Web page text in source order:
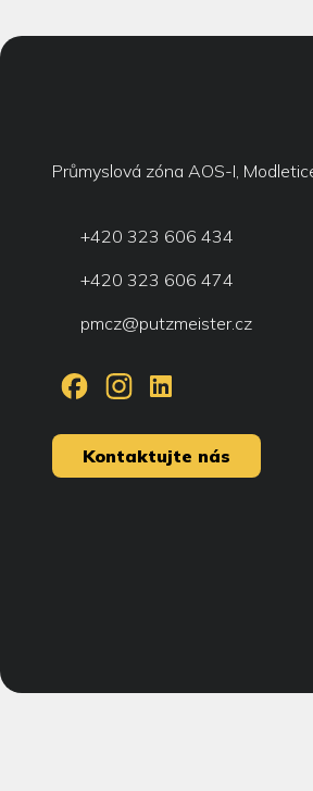
Průmyslová zóna AOS-I,
+420 323 606 434
+420 323 606 474
pmcz@putzmeister.cz
Kontaktujte nás